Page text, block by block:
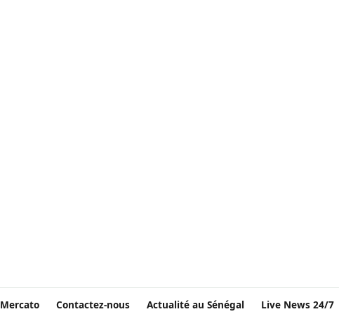
Mercato Contactez-nous Actualité au Sénégal Live News 24/7